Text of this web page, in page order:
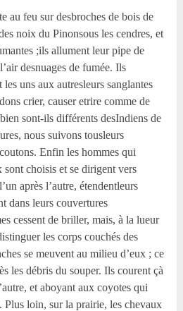
au feu sur desbroches de bois de
noix du Pinonsous les cendres, et
;ils allument leur pipe de
desnuages de fumée. Ils
uns aux autresleurs sanglantes
crier, causer etrire comme de
sont-ils différents desIndiens de
nous suivons tousleurs
Enfin les hommes qui
choisis et se dirigent vers
après l’autre, étendentleurs
dans leurs couvertures
cessent de briller, mais, à la lueur
les corps couchés des
se meuvent au milieu d’eux ; ce
les débris du souper. Ils courent çà
et aboyant aux coyotes qui
Plus loin, sur la prairie, les chevaux